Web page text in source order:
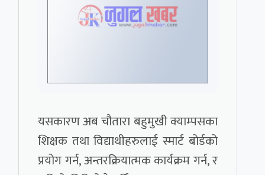
यसकारण अब चौतारा बहुमुखी क्याम्पसका
शिक्षक तथा विद्याथीहरुलाई स्मार्ट बोर्डको
प्रयोग गर्न, अन्तरक्रियात्मक कार्यक्रम गर्न, र